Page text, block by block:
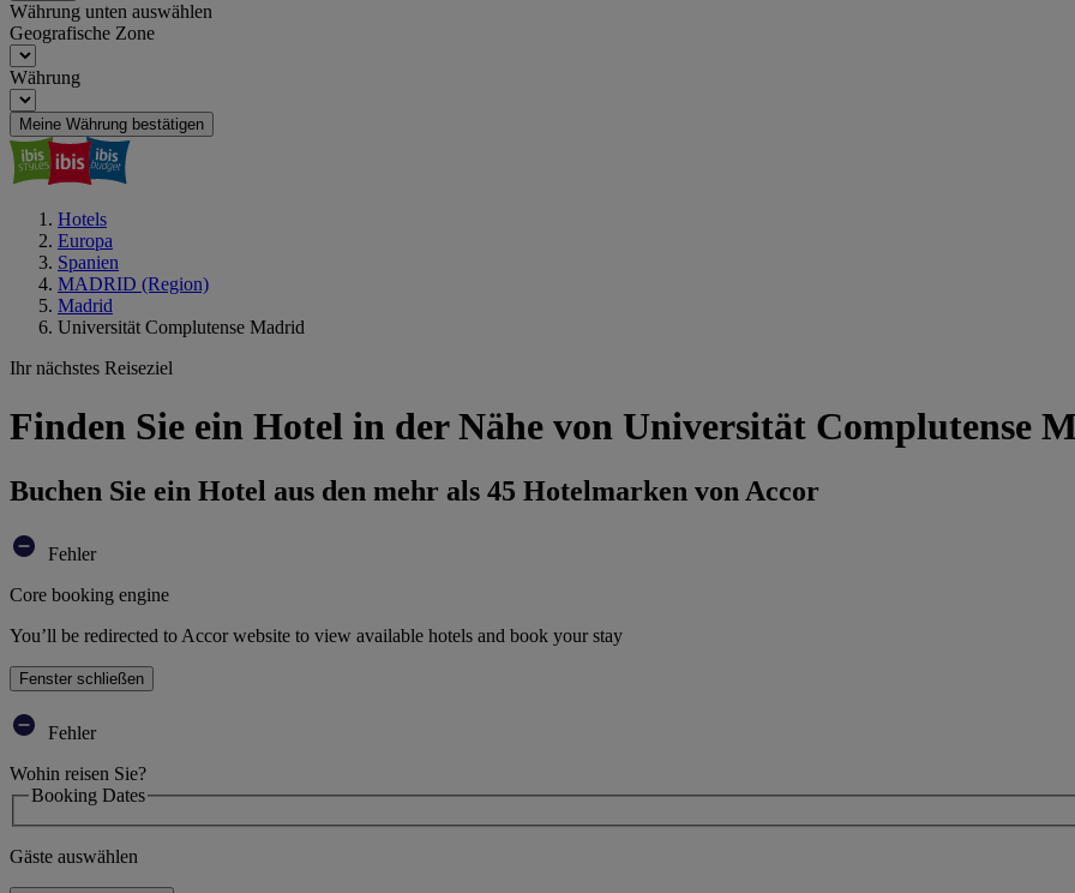
Währung unten auswählen
Geografische Zone
Währung
Meine Währung bestätigen
Hotels
Europa
Spanien
MADRID (Region)
Madrid
Universität Complutense Madrid
Ihr nächstes Reiseziel
Finden Sie ein Hotel in der Nähe von Universität Complutense
Buchen Sie ein Hotel aus den mehr als 45 Hotelmarken von Accor
Fehler
Core booking engine
You’ll be redirected to Accor website to view available hotels and book your stay
Fenster schließen
Fehler
Wohin reisen Sie?
Booking Dates
Gäste auswählen